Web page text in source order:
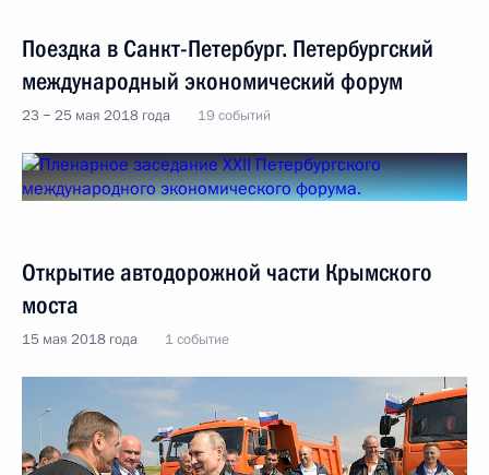
Поездка в Санкт-Петербург. Петербургский
международный экономический форум
23 − 25 мая 2018 года 19 событий
Открытие автодорожной части Крымского
моста
15 мая 2018 года 1 событие